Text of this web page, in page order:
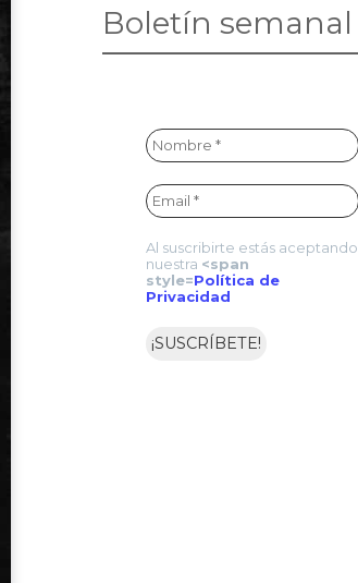
Boletín semanal
Al suscribirte estás aceptando
nuestra <span
style=Política de
Privacidad